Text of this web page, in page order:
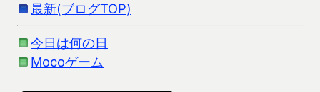
最新(ブログTOP)
今日は何の日
Mocoゲーム